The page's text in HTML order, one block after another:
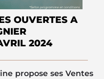
OUVERTES A
2024
propose ses Ventes